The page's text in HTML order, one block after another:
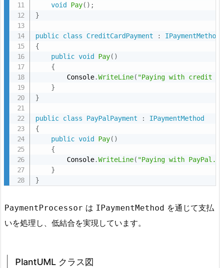
の
2.
P
n
t
U
ク
ス
6.
6.
l
void
Pay( ) ;
}
public class CreditCardPayment :
IPaymentMethod
{
public void Pay( )
{
        Console
.WriteLine( "Paying with credit
}
}
public class PayPalPayment :
IPaymentMethod
{
public void Pay( )
{
        Console
.WriteLine( "Paying with PayPal."
}
}
PaymentProcessor は IPaymentMethod を通じて支払
いを処理し、低結合を実現しています。
PlantUML クラス図